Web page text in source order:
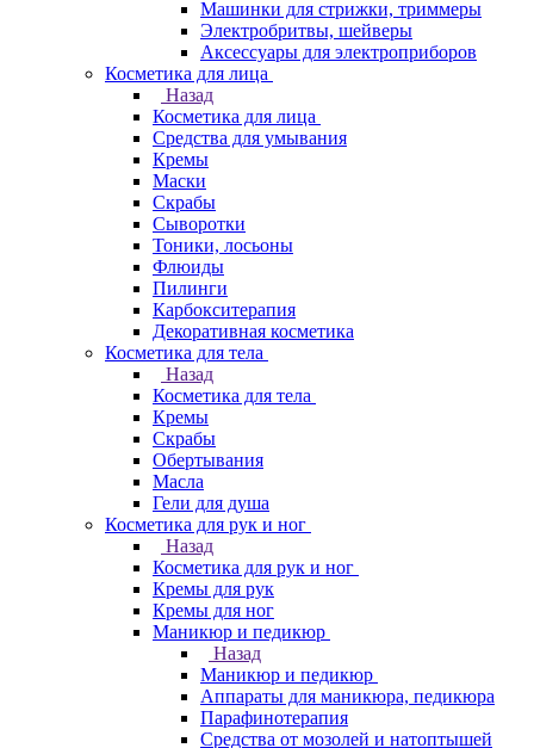
Машинки для стрижки, триммеры
Электробритвы, шейверы
Аксессуары для электроприборов
Косметика для лица
Назад
Косметика для лица
Средства для умывания
Кремы
Маски
Скрабы
Сыворотки
Тоники, лосьоны
Флюиды
Пилинги
Карбокситерапия
Декоративная косметика
Косметика для тела
Назад
Косметика для тела
Кремы
Скрабы
Обертывания
Масла
Гели для душа
Косметика для рук и ног
Назад
Косметика для рук и ног
Кремы для рук
Кремы для ног
Маникюр и педикюр
Назад
Маникюр и педикюр
Аппараты для маникюра, педикюра
Парафинотерапия
Средства от мозолей и натоптышей